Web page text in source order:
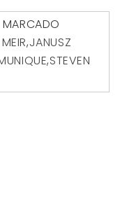
MARCADO
,JANUSZ
,STEVEN